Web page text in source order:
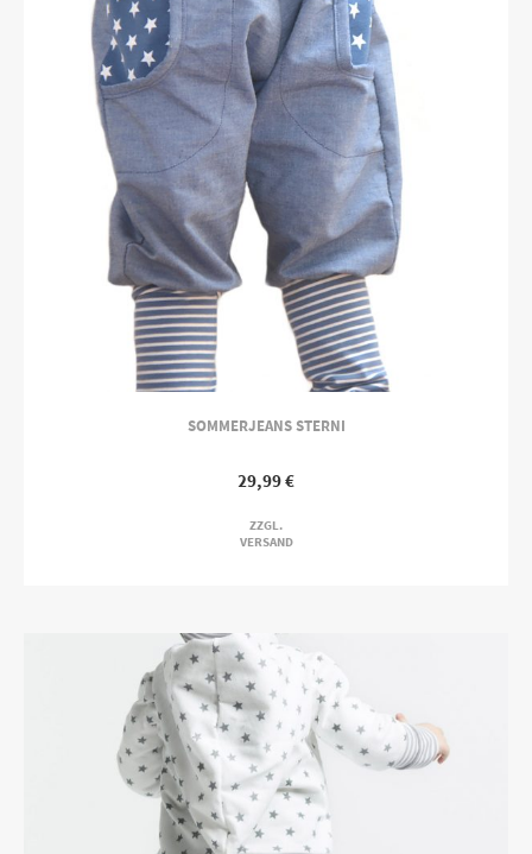
SOMMERJEANS STERNI
29,99€
ZZGL.
VERSAND